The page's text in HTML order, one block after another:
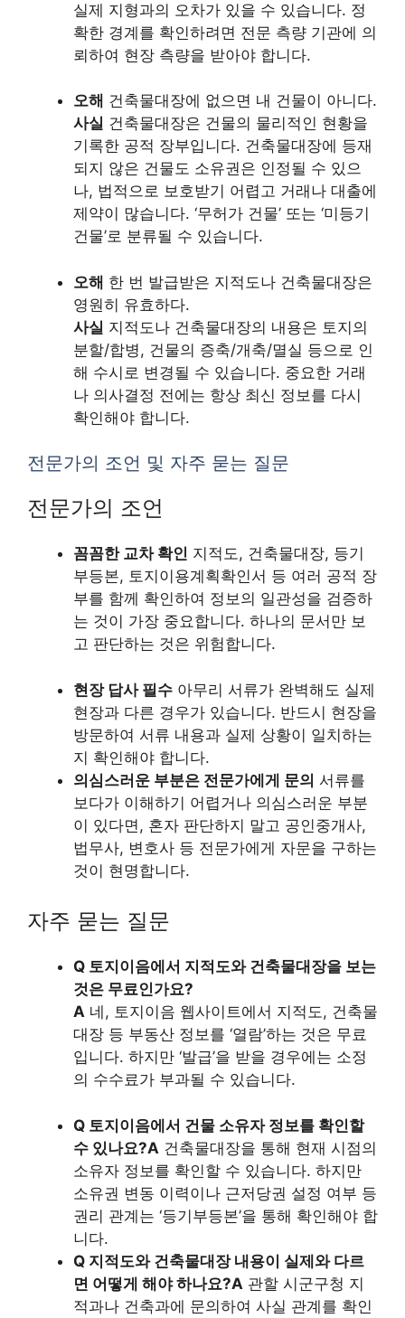
실제 지형과의 오차가 있을 수 있습니다. 정
확한 경계를 확인하려면 전문 측량 기관에 의
뢰하여 현장 측량을 받아야 합니다.
오해 건축물대장에 없으면 내 건물이 아니다.
사실 건축물대장은 건물의 물리적인 현황을
기록한 공적 장부입니다. 건축물대장에 등재
되지 않은 건물도 소유권은 인정될 수 있으
나, 법적으로 보호받기 어렵고 거래나 대출에
제약이 많습니다. ‘무허가 건물’ 또는 ‘미등기
건물’로 분류될 수 있습니다.
오해 한 번 발급받은 지적도나 건축물대장은
영원히 유효하다.
사실 지적도나 건축물대장의 내용은 토지의
분할/합병, 건물의 증축/개축/멸실 등으로 인
해 수시로 변경될 수 있습니다. 중요한 거래
나 의사결정 전에는 항상 최신 정보를 다시
확인해야 합니다.
전문가의 조언 및 자주 묻는 질문
전문가의 조언
꼼꼼한 교차 확인 지적도, 건축물대장, 등기
부등본, 토지이용계획확인서 등 여러 공적 장
부를 함께 확인하여 정보의 일관성을 검증하
는 것이 가장 중요합니다. 하나의 문서만 보
고 판단하는 것은 위험합니다.
현장 답사 필수 아무리 서류가 완벽해도 실제
현장과 다른 경우가 있습니다. 반드시 현장을
방문하여 서류 내용과 실제 상황이 일치하는
지 확인해야 합니다.
의심스러운 부분은 전문가에게 문의 서류를
보다가 이해하기 어렵거나 의심스러운 부분
이 있다면, 혼자 판단하지 말고 공인중개사,
법무사, 변호사 등 전문가에게 자문을 구하는
것이 현명합니다.
자주 묻는 질문
Q 토지이음에서 지적도와 건축물대장을 보는
것은 무료인가요?
A 네, 토지이음 웹사이트에서 지적도, 건축물
대장 등 부동산 정보를 ‘열람’하는 것은 무료
입니다. 하지만 ‘발급’을 받을 경우에는 소정
의 수수료가 부과될 수 있습니다.
Q 토지이음에서 건물 소유자 정보를 확인할
수 있나요?A 건축물대장을 통해 현재 시점의
소유자 정보를 확인할 수 있습니다. 하지만
소유권 변동 이력이나 근저당권 설정 여부 등
권리 관계는 ‘등기부등본’을 통해 확인해야 합
니다.
Q 지적도와 건축물대장 내용이 실제와 다르
면 어떻게 해야 하나요?A 관할 시군구청 지
적과나 건축과에 문의하여 사실 관계를 확인